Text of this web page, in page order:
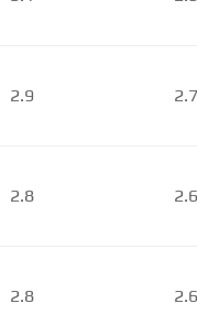
2.9
2.8
2.8